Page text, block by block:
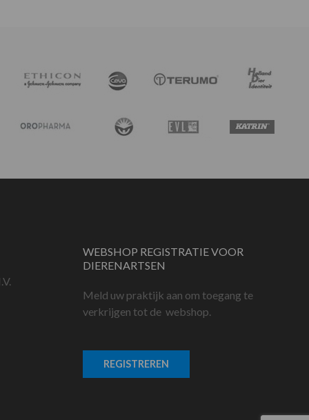
WEBSHOP REGISTRATIE VOOR
DIERENARTSEN
Meld uw praktijk aan om toegang te
verkrijgen tot de webshop.
REGISTREREN